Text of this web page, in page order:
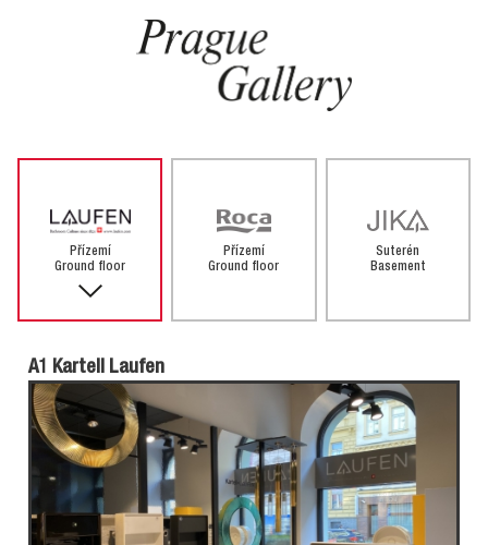
Přízemí
Ground floor
Přízemí
Ground floor
Suterén
Basement
A1 Kartell Laufen